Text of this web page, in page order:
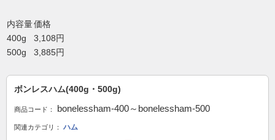
内容量価格
400g
3,108円
500g
3,885円
ボンレスハム(400g・500g)
商品コード： bonelessham-400～bonelessham-500
関連カテゴリ： ハム